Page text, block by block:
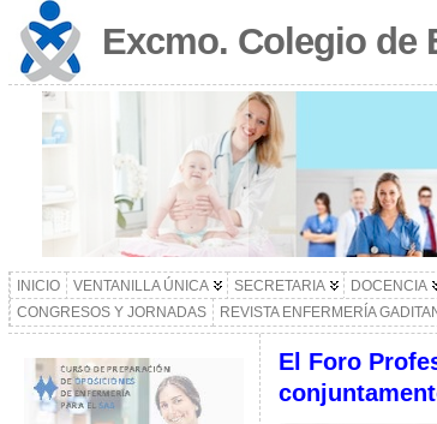
Excmo. Colegio de
INICIO VENTANILLA ÚNICA SECRETARIA DOCENCIA
CONGRESOS Y JORNADAS
REVISTA ENFERMERÍA
El Foro